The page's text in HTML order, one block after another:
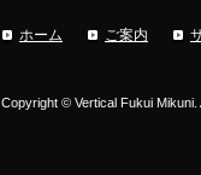
ホーム ご案内
Copyright © Vertical Fukui